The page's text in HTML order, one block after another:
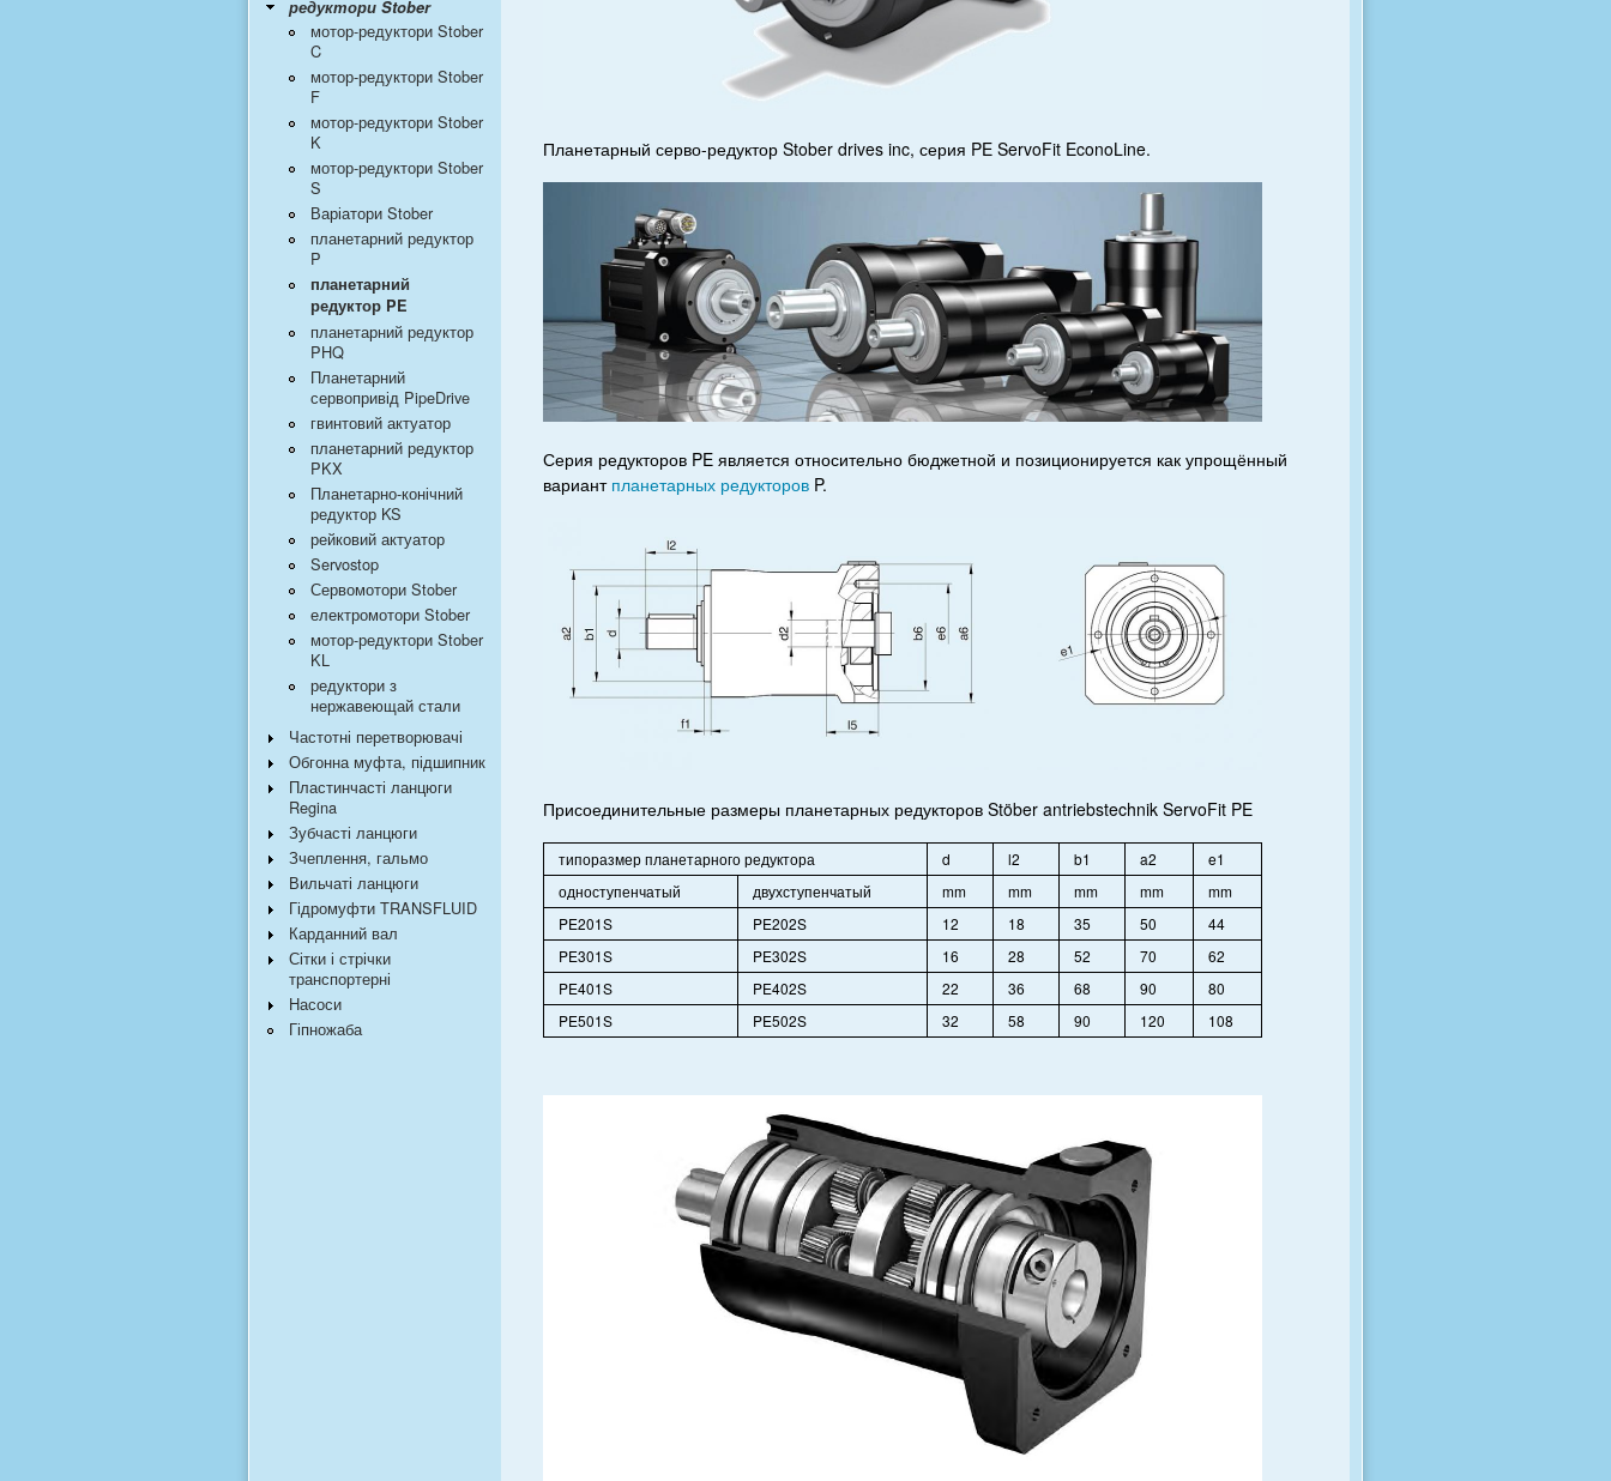
редуктори Stober
мотор-редуктори Stober
C
мотор-редуктори Stober
F
мотор-редуктори Stober
K
мотор-редуктори Stober
S
Варіатори Stober
планетарний редуктор
P
планетарний
редуктор PE
планетарний редуктор
PHQ
Планетарний
сервопривід PipeDrive
гвинтовий актуатор
планетарний редуктор
PKX
Планетарно-конічний
редуктор KS
рейковий актуатор
Servostop
Сервомотори Stober
електромотори Stober
мотор-редуктори Stober
KL
редуктори з
нержавеющай стали
Частотні перетворювачі
Обгонна муфта, підшипник
Пластинчасті ланцюги
Regina
Зубчасті ланцюги
Зчеплення, гальмо
Вильчаті ланцюги
Гідромуфти TRANSFLUID
Карданний вал
Сітки і стрічки
транспортерні
Насоси
Гіпножаба
Планетарный серво-редуктор Stober drives inc, серия PE ServoFit EconoLine.
Серия редукторов PE является относительно бюджетной и позиционируется как упрощённый
вариант планетарных редукторов P.
Присоединительные размеры планетарных редукторов Stöber antriebstechnik ServoFit PE
типоразмер планетарного редуктора d l2 b1 a2
e1
одноступенчатый
двухступенчатый mm mm mm mm
mm
PE201S
PE202S 12 18 35 50
44
PE301S
PE302S 16 28 52 70
62
PE401S
PE402S 22 36 68 90
80
PE501S
PE502S 32 58 90 120 108